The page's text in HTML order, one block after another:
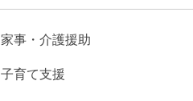
家事・介護援助
子育て支援